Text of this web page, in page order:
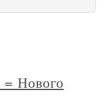
Нового